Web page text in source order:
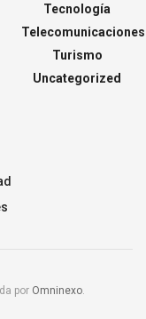
Tecnología
Telecomunicaciones
Turismo
Uncategorized
por Omninexo